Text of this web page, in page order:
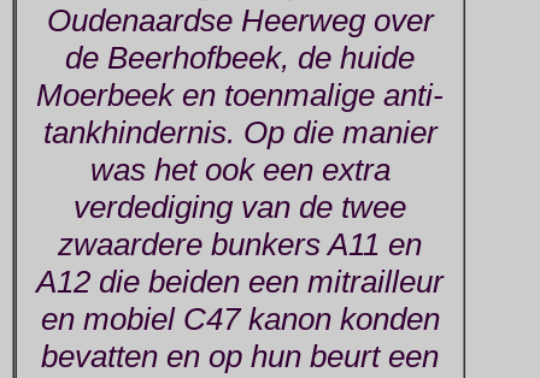
Oudenaardse Heerweg over
de Beerhofbeek, de huide
Moerbeek en toenmalige anti-
tankhindernis. Op die manier
was het ook een extra
verdediging van de twee
zwaardere bunkers A11 en
A12 die beiden een mitrailleur
en mobiel C47 kanon konden
bevatten en op hun beurt een